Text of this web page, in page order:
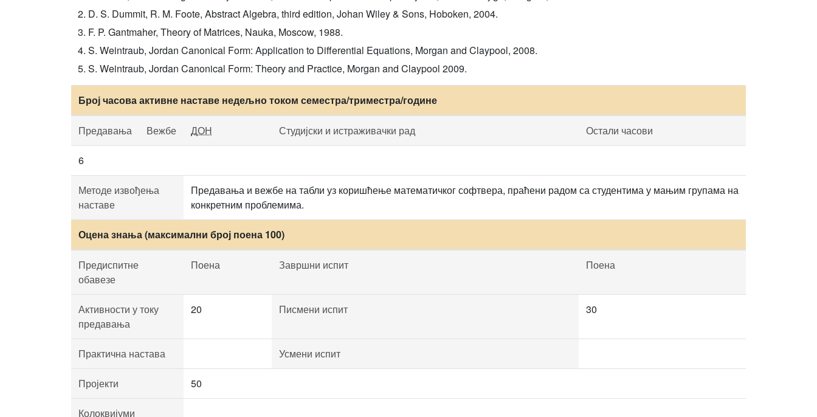
D. S. Dummit, R. M. Foote, Abstract Algebra, third edition, Johan Wiley & Sons, Hoboken, 2004.
F. P. Gantmaher, Theory of Matrices, Nauka, Moscow, 1988.
S. Weintraub, Jordan Canonical Form: Application to Differential Equations, Morgan and Claypool, 2008.
S. Weintraub, Jordan Canonical Form: Theory and Practice, Morgan and Claypool 2009.
Број часова активне наставе недељно током семестра/триместра/године
Предавања Вежбе ДОН Студијски и истраживачки рад Остали часови
6
Методе извођења
наставе
Предавања и вежбе на табли уз коришћење математичког софтвера, праћени радом са студентима у мањим групама на
конкретним проблемима.
Оцена знања (максимални број поена 100)
Предиспитне
обавезе
Поена Завршни испит Поена
Активности у току
предавања
20 Писмени испит 30
Практична настава Усмени испит
Пројекти 50
Колоквијуми